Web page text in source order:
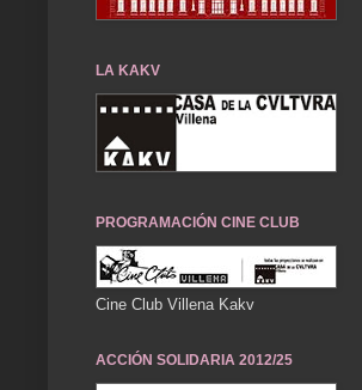
LA KAKV
PROGRAMACIÓN CINE CLUB
Cine Club Villena Kakv
ACCIÓN SOLIDARIA 2012/25